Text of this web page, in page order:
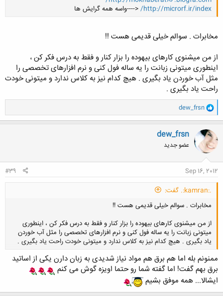
http://microrf.ir/index/ <----واسه همه گرایش ها
مخابرات . سوالم خیلی قدیمی هست !!
از من میشنوی کارهای بیهوده را بزار کنار و فقط به درس فکر کن ،
اینطوری میتونی زبانت را یه ساله فول کنی و نرم افزارهای تخصصی را
مثل آب خوردن یاد بگیری . هیچ کدام نیز به کلاس ندارد و میتونی خودت
راحت یاد بگیری .
و
ا
ک
ن
ش
ا
dew_frsn
dew_frsn
عضو جدید
Sep 16, 2012
#39
.:kamran:. گفت:
مخابرات . سوالم خیلی قدیمی هست !!
از من میشنوی کارهای بیهوده را بزار کنار و فقط به درس فکر کن ، اینطوری
میتونی زبانت را یه ساله فول کنی و نرم افزارهای تخصصی را مثل آب خوردن
یاد بگیری . هیچ کدام نیز به کلاس ندارد و میتونی خودت راحت یاد بگیری .
کلیک کنید تا باز شود...
ممنونم بله اما هم برق هم مواد نیاز شدیدی به زبان دارن یکی از اساتید
برق بهم گفت! اما گفته شما رو حتما اویزه گوش می کنم
ایشالا... همه موفق بشیم